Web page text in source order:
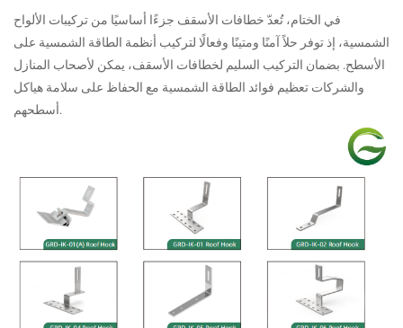
في الختام، تُعدّ خطافات الأسقف جزءًا أساسيًا من تركيبات الألواح
الشمسية، إذ توفر حلاً آمنًا ومتينًا وفعالًا لتركيب أنظمة الطاقة الشمسية على
الأسطح. بضمان التركيب السليم لخطافات الأسقف، يمكن لأصحاب المنازل
والشركات تعظيم فوائد الطاقة الشمسية مع الحفاظ على سلامة هياكل
أسطحهم.